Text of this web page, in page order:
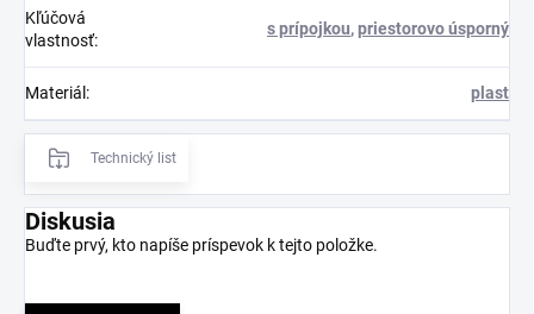
Kľúčová
vlastnosť:
s prípojkou,priestorovo úsporný
Materiál : plast
Technický list
Diskusia
Buďte prvý, kto napíše príspevok k tejto položke.